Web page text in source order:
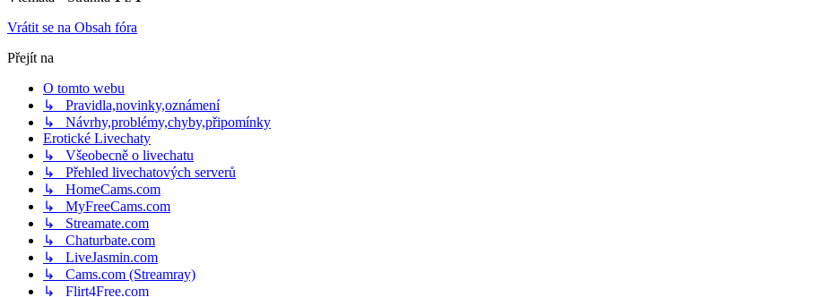
Vrátit se na Obsah fóra
Přejít na
O tomto webu
↳ Pravidla,novinky,oznámení
↳ Návrhy,problémy,chyby,připomínky
Erotické Livechaty
↳ Všeobecně o livechatu
↳ Přehled livechatových serverů
↳ HomeCams.com
↳ MyFreeCams.com
↳ Streamate.com
↳ Chaturbate.com
↳ LiveJasmin.com
↳ Cams.com (Streamray)
↳ Flirt4Free.com